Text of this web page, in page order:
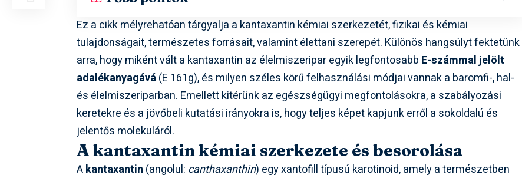
Ez a cikk mélyrehatóan tárgyalja a kantaxantin kémiai szerkezetét, fizikai és kémiai
tulajdonságait, természetes forrásait, valamint élettani szerepét. Különös hangsúlyt fektetünk
arra, hogy miként vált a kantaxantin az élelmiszeripar egyik legfontosabb E-számmal jelölt
adalékanyagává(E 161g), és milyen széles körű felhasználási módjai vannak a baromfi-, hal-
és élelmiszeriparban. Emellett kitérünk az egészségügyi megfontolásokra, a szabályozási
keretekre és a jövőbeli kutatási irányokra is, hogy teljes képet kapjunk erről a sokoldalú és
jelentős molekuláról.
A kantaxantin kémiai szerkezete és besorolása
Akantaxantin (angolul: canthaxanthin) egy xantofill típusú karotinoid, amely a természetben